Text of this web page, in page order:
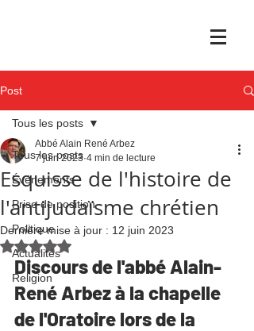
Post
Tous les posts
Événements
Prise de position
Politique
Actualités
Religion
Tous les posts
Esquisse de l'histoire de
l'antijudaïsme chrétien
Abbé Alain René Arbez
7 juin 2023 4 min de lecture
Dernière mise à jour : 12 juin 2023
Noté NaN étoiles sur 5.
Discours de l'abbé Alain-
René Arbez à la chapelle
de l'Oratoire lors de la